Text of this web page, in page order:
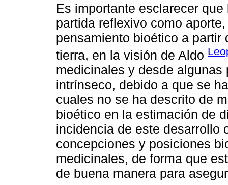
Es importante esclarecer
partida reflexivo como
pensamiento bioético a
tierra, en la visión de Aldo
medicinales y desde
intrínseco, debido a que se
cuales no se ha descrito de
bioético en la estimación de
incidencia de este desarrollo
concepciones y posiciones
medicinales, de forma que
de buena manera para